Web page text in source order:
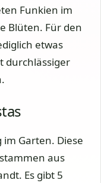
Funkien im
Blüten. Für den
etwas
durchlässiger
im Garten. Diese
aus
Es gibt 5